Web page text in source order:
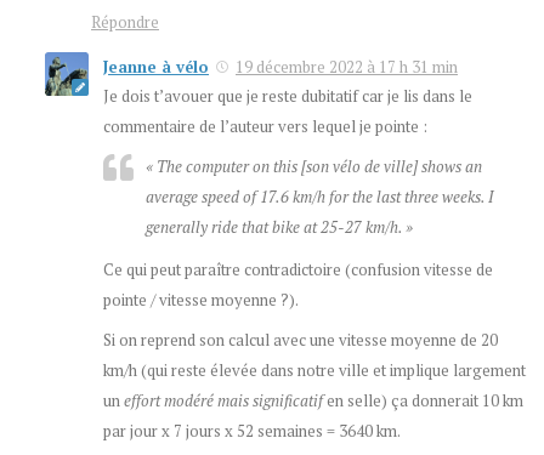
Répondre
Jeanne à vélo
19 décembre 2022 à 17 h 31 min
Je dois t’avouer que je reste dubitatif car je lis dans le
commentaire de l’auteur vers lequel je pointe :
« The computer on this [son vélo de ville] shows an
average speed of 17.6 km/h for the last three weeks. I
generally ride that bike at 25-27 km/h. »
Ce qui peut paraître contradictoire (confusion vitesse de
pointe / vitesse moyenne ?).
Si on reprend son calcul avec une vitesse moyenne de 20
km/h (qui reste élevée dans notre ville et implique largement
uneffort modéré mais significatifen selle) ça donnerait 10 km
par jour x 7 jours x 52 semaines = 3640 km.